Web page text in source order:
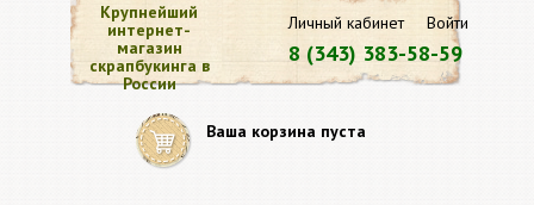
Личный кабинет Войти
8 (343) 383-58-59
Крупнейший
интернет-
магазин
скрапбукинга в
России
Ваша корзина пуста